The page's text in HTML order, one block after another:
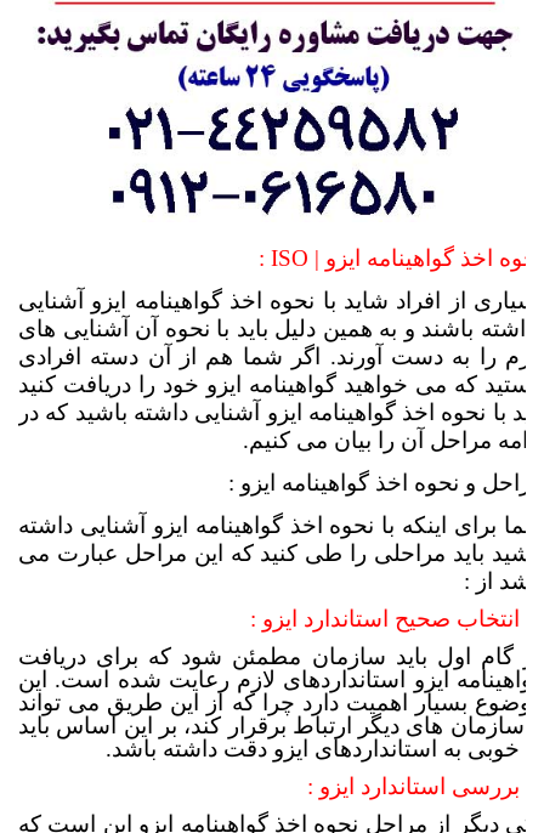
نحوه اخذ گواهینامه ایزو | ISO :
بسیاری از افراد شاید با نحوه اخذ گواهینامه ایزو آشنایی
نداشته باشند و به همین دلیل باید با نحوه آن آشنایی های
لازم را به دست آورند. اگر شما هم از آن دسته افرادی
هستید که می خواهید گواهینامه ایزو خود را دریافت کنید
باید با نحوه اخذ گواهینامه ایزو آشنایی داشته باشید که در
ادامه مراحل آن را بیان می کنیم.
مراحل و نحوه اخذ گواهینامه ایزو :
شما برای اینکه با نحوه اخذ گواهینامه ایزو آشنایی داشته
باشید باید مراحلی را طی کنید که این مراحل عبارت می
باشد از :
در گام اول باید سازمان مطمئن شود که برای دریافت
گواهینامه ایزو استانداردهای لازم رعایت شده است. این
موضوع بسیار اهمیت دارد چرا که از این طریق می تواند
با سازمان های دیگر ارتباط برقرار کند، بر این اساس باید
به خوبی به استانداردهای ایزو دقت داشته باشد.
یکی دیگر از مراحل نحوه اخذ گواهینامه ایزو این است که